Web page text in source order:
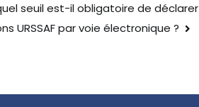
seuil est-il obligatoire de déclarer
URSSAF par voie électronique ?